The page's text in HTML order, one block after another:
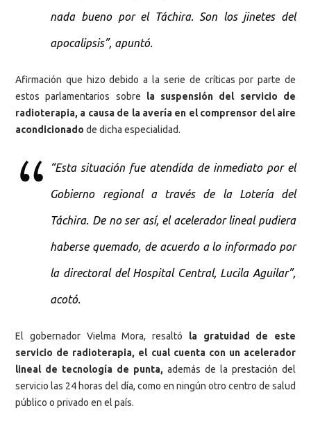
nada bueno por el Táchira. Son los jinetes del
apocalipsis”, apuntó.
Afirmación que hizo debido a la serie de críticas por parte de
estos parlamentarios sobre la suspensión del servicio de
radioterapia, a causa de la avería en el comprensor del aire
acondicionado de dicha especialidad.
“Esta situación fue atendida de inmediato por el
Gobierno regional a través de la Lotería del
Táchira. De no ser así, el acelerador lineal pudiera
haberse quemado, de acuerdo a lo informado por
la directoral del Hospital Central, Lucila Aguilar”,
acotó.
El gobernador Vielma Mora, resaltó la gratuidad de este
servicio de radioterapia, el cual cuenta con un acelerador
lineal de tecnología de punta, además de la prestación del
servicio las 24 horas del día, como en ningún otro centro de salud
público o privado en el país.